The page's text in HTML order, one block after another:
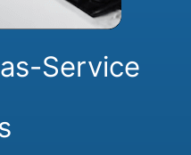
Service